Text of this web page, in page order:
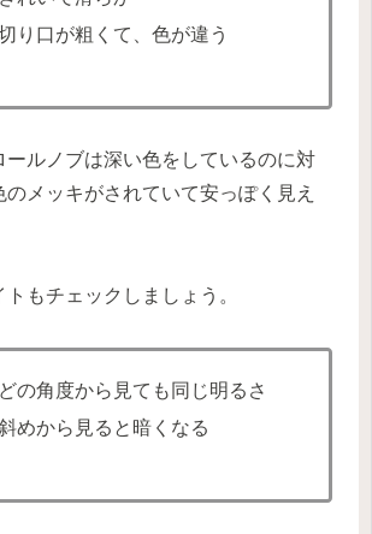
り口が粗くて、色が違う
ールノブは深い色をしているのに対
のメッキがされていて安っぽく見え
もチェックしましょう。
の角度から見ても同じ明るさ
めから見ると暗くなる